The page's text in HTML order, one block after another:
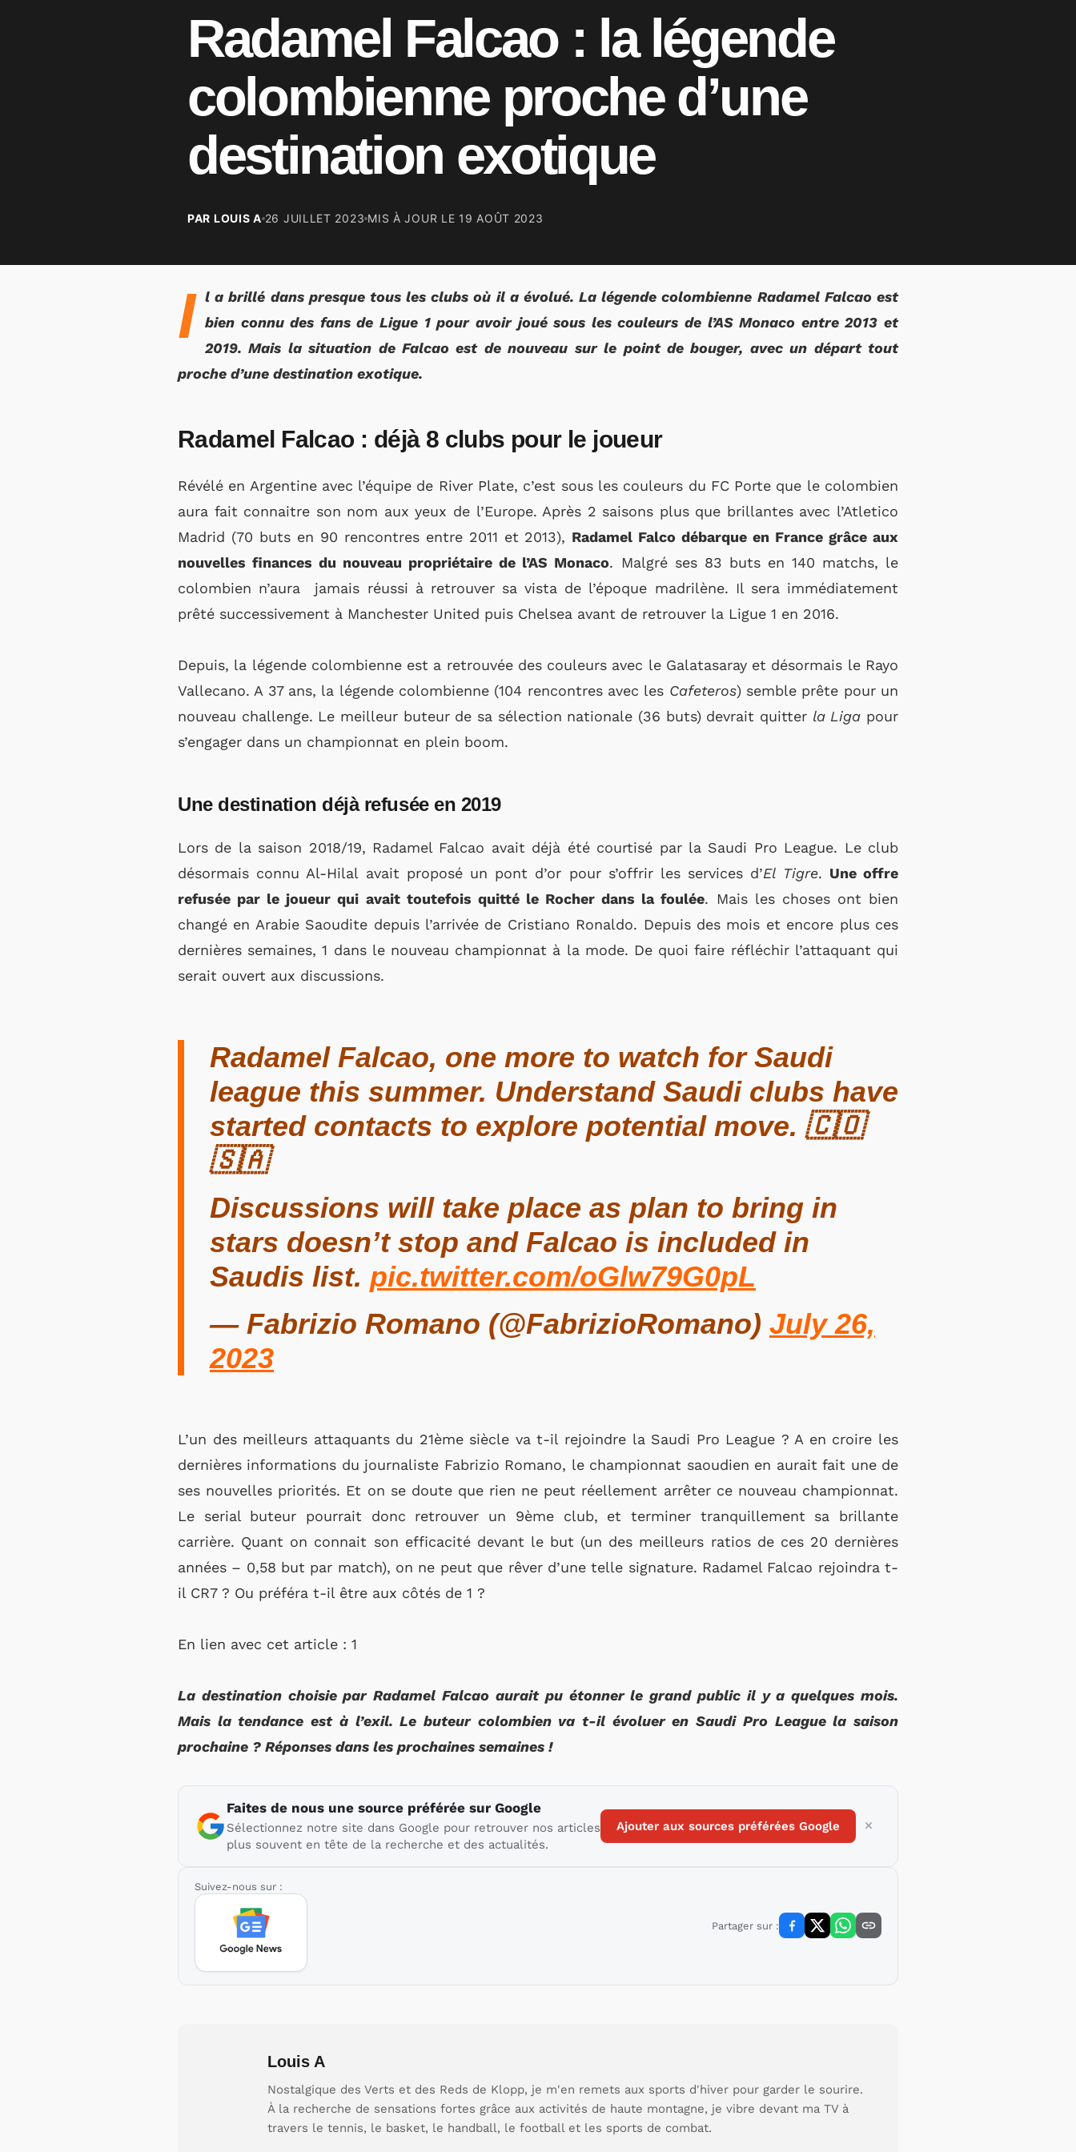
Radamel Falcao : la légende
colombienne proche d’une
destination exotique
PAR LOUIS A 26 JUILLET 2023 MIS À JOUR LE 19 AOÛT 2023
I l a brillé dans presque tous les clubs où il a évolué. La légende colombienne Radamel Falcao est
bien connu des fans de Ligue 1 pour avoir joué sous les couleurs de l’AS Monaco entre 2013 et
2019. Mais la situation de Falcao est de nouveau sur le point de bouger, avec un départ tout
proche d’une destination exotique.
Radamel Falcao : déjà 8 clubs pour le joueur
Révélé en Argentine avec l’équipe de River Plate, c’est sous les couleurs du FC Porte que le colombien
aura fait connaitre son nom aux yeux de l’Europe. Après 2 saisons plus que brillantes avec l’Atletico
Madrid (70 buts en 90 rencontres entre 2011 et 2013), Radamel Falco débarque en France grâce aux
nouvelles finances du nouveau propriétaire de l’AS Monaco. Malgré ses 83 buts en 140 matchs, le
colombien n’aura jamais réussi à retrouver sa vista de l’époque madrilène. Il sera immédiatement
prêté successivement à Manchester United puis Chelsea avant de retrouver la Ligue 1 en 2016.
Depuis, la légende colombienne est a retrouvée des couleurs avec le Galatasaray et désormais le Rayo
Vallecano. A 37 ans, la légende colombienne (104 rencontres avec les Cafeteros) semble prête pour un
nouveau challenge. Le meilleur buteur de sa sélection nationale (36 buts) devrait quitter la Liga pour
s’engager dans un championnat en plein boom.
Une destination déjà refusée en 2019
Lors de la saison 2018/19, Radamel Falcao avait déjà été courtisé par la Saudi Pro League. Le club
désormais connu Al-Hilal avait proposé un pont d’or pour s’offrir les services d’El Tigre. Une offre
refusée par le joueur qui avait toutefois quitté le Rocher dans la foulée. Mais les choses ont bien
changé en Arabie Saoudite depuis l’arrivée de Cristiano Ronaldo. Depuis des mois et encore plus ces
dernières semaines, 1 dans le nouveau championnat à la mode. De quoi faire réfléchir l’attaquant qui
serait ouvert aux discussions.
Radamel Falcao, one more to watch for Saudi
league this summer. Understand Saudi clubs have
started contacts to explore potential move. 🇨🇴
🇸🇦
Discussions will take place as plan to bring in
stars doesn’t stop and Falcao is included in
Saudis list. pic.twitter.com/oGlw79G0pL
— Fabrizio Romano (@FabrizioRomano) July 26,
2023
L’un des meilleurs attaquants du 21ème siècle va t-il rejoindre la Saudi Pro League ? A en croire les
dernières informations du journaliste Fabrizio Romano, le championnat saoudien en aurait fait une de
ses nouvelles priorités. Et on se doute que rien ne peut réellement arrêter ce nouveau championnat.
Le serial buteur pourrait donc retrouver un 9ème club, et terminer tranquillement sa brillante
carrière. Quant on connait son efficacité devant le but (un des meilleurs ratios de ces 20 dernières
années – 0,58 but par match), on ne peut que rêver d’une telle signature. Radamel Falcao rejoindra t-
il CR7 ? Ou préféra t-il être aux côtés de 1 ?
En lien avec cet article : 1
La destination choisie par Radamel Falcao aurait pu étonner le grand public il y a quelques mois.
Mais la tendance est à l’exil. Le buteur colombien va t-il évoluer en Saudi Pro League la saison
prochaine ? Réponses dans les prochaines semaines !
Faites de nous une source préférée sur Google
Sélectionnez notre site dans Google pour retrouver nos articles
plus souvent en tête de la recherche et des actualités.
Ajouter aux sources préférées Google
Suivez-nous sur :
Partager sur :
Louis A
Nostalgique des Verts et des Reds de Klopp, je m'en remets aux sports d'hiver pour garder le sourire.
À la recherche de sensations fortes grâce aux activités de haute montagne, je vibre devant ma TV à
travers le tennis, le basket, le handball, le football et les sports de combat.